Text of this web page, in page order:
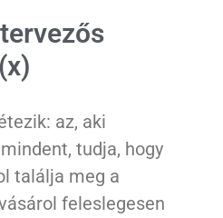
az, aki
tudja, hogy
találja meg a
feleslegesen